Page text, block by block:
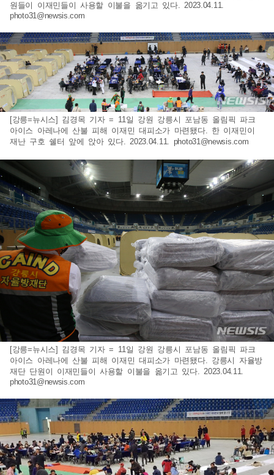
원들이 이재민들이 사용할 이불을 옮기고 있다. 2023.04.11.
photo31@newsis.com
[강릉=뉴시스] 김경목 기자 = 11일 강원 강릉시 포남동 올림픽 파크
아이스 아레나에 산불 피해 이재민 대피소가 마련됐다. 한 이재민이
재난 구호 쉘터 앞에 앉아 있다. 2023.04.11. photo31@newsis.com
[강릉=뉴시스] 김경목 기자 = 11일 강원 강릉시 포남동 올림픽 파크
아이스 아레나에 산불 피해 이재민 대피소가 마련됐다. 강릉시 자율방
재단 단원이 이재민들이 사용할 이불을 옮기고 있다. 2023.04.11.
photo31@newsis.com